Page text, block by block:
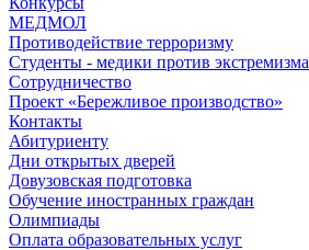
МЕДМОЛ
Противодействие терроризму
Студенты - медики против экстремизма
Сотрудничество
Проект «Бережливое производство»
Контакты
Абитуриенту
Дни открытых дверей
Довузовская подготовка
Обучение иностранных граждан
Олимпиады
Оплата образовательных услуг